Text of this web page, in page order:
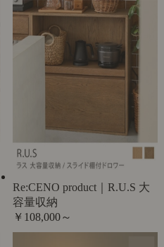
Re:CENO product｜R.U.S 大
容量収納
￥108,000～